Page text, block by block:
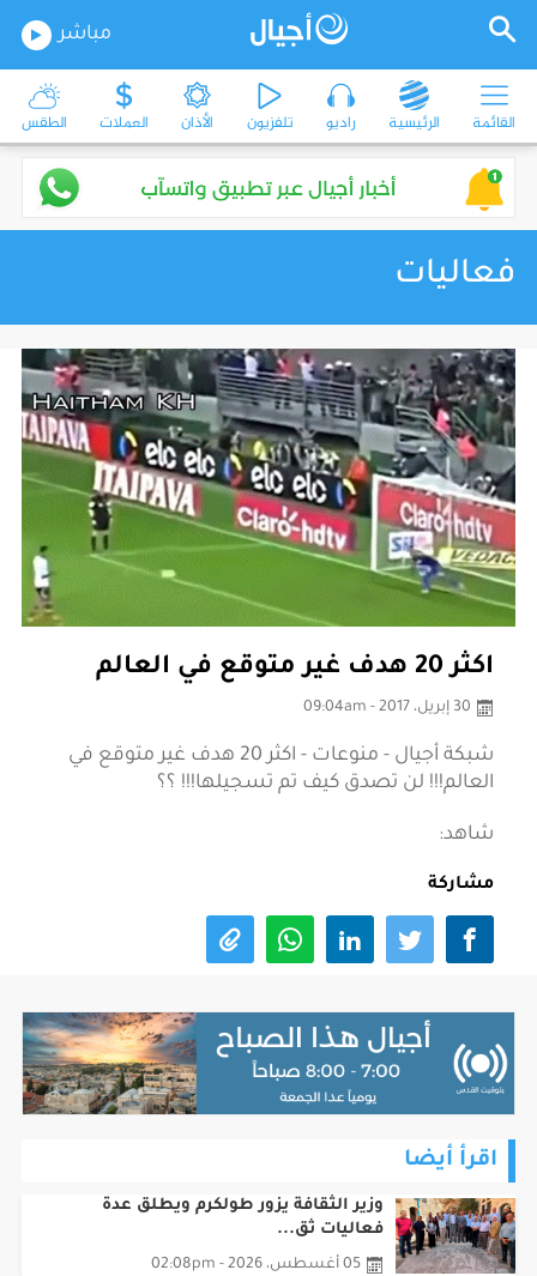
مباشر
القائمة الرئيسية راديو تلفزيون الأذان العملات الطقس
فعاليات
اكثر 20 هدف غير متوقع في العالم
30 إبريل، 2017 - 09:04am
شبكة أجيال - منوعات - اكثر 20 هدف غير متوقع في
العالم!!! لن تصدق كيف تم تسجيلها!!! ؟؟
شاهد:
مشاركة
اقرأ أيضا
وزير الثقافة يزور طولكرم ويطلق عدة
فعاليات ثق...
05 أغسطس، 2026 - 02:08pm